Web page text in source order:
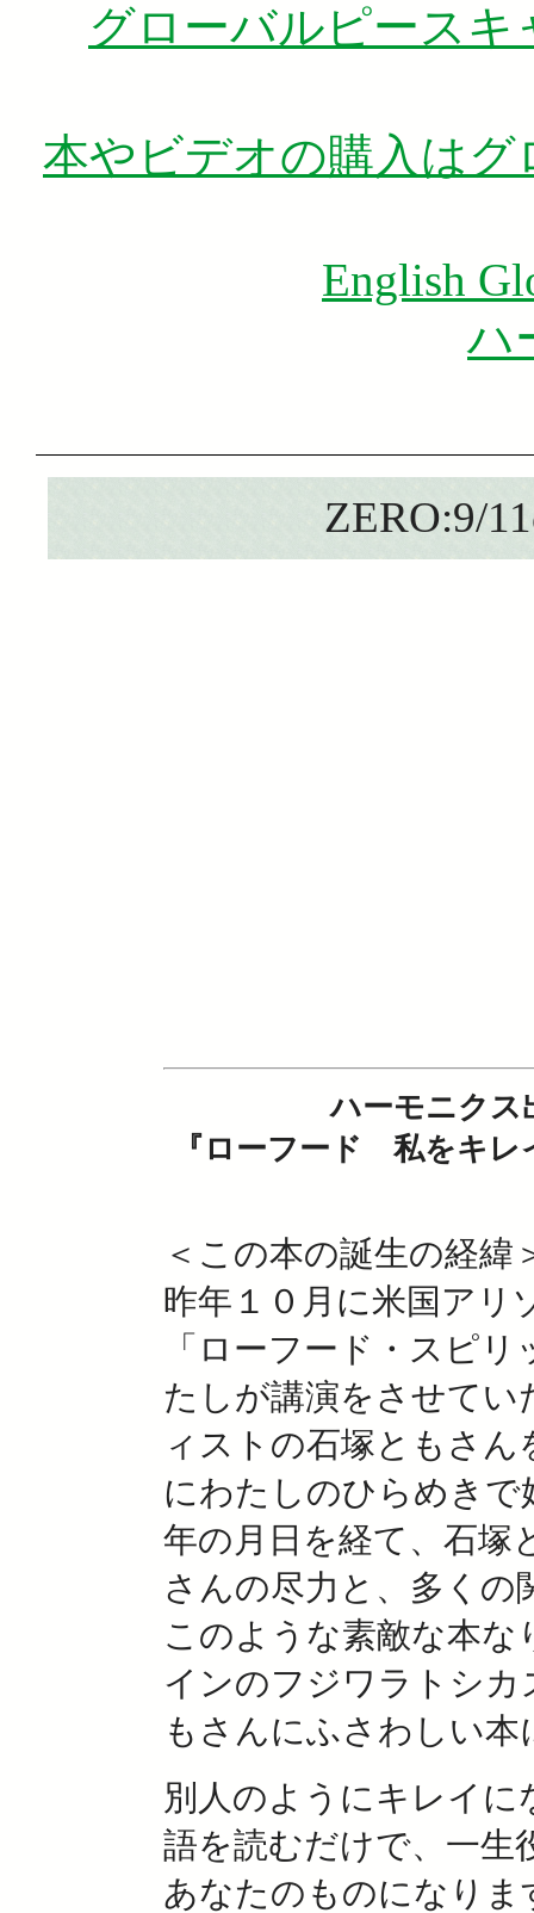
グローバルピース
本やビデオの購入は
English
ハ
ZERO:9/
ハーモニクス
『ローフード 私をキレ
＜この本の誕生の経緯
昨年１０月に米国アリ
「ローフード・スピ
たしが講演をさせて
ィストの石塚ともさ
にわたしのひらめき
年の月日を経て、石塚
さんの尽力と、多くの
このような素敵な本
インのフジワラトシ
もさんにふさわしい
別人のようにキレイ
語を読むだけで、一生
あなたのものになりま